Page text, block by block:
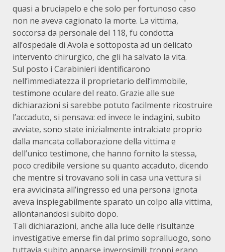
quasi a bruciapelo e che solo per fortunoso caso
non ne aveva cagionato la morte. La vittima,
soccorsa da personale del 118, fu condotta
all’ospedale di Avola e sottoposta ad un delicato
intervento chirurgico, che gli ha salvato la vita.
Sul posto i Carabinieri identificarono
nell’immediatezza il proprietario dell’immobile,
testimone oculare del reato. Grazie alle sue
dichiarazioni si sarebbe potuto facilmente ricostruire
l’accaduto, si pensava: ed invece le indagini, subito
avviate, sono state inizialmente intralciate proprio
dalla mancata collaborazione della vittima e
dell’unico testimone, che hanno fornito la stessa,
poco credibile versione su quanto accaduto, dicendo
che mentre si trovavano soli in casa una vettura si
era avvicinata all’ingresso ed una persona ignota
aveva inspiegabilmente sparato un colpo alla vittima,
allontanandosi subito dopo.
Tali dichiarazioni, anche alla luce delle risultanze
investigative emerse fin dal primo sopralluogo, sono